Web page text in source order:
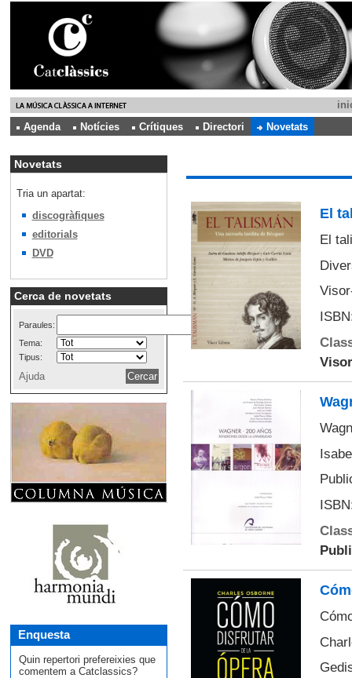
Agenda
Notícies Crítiques Directori Novetats
Novetats
Tria un apartat:
discogràfiques
editorials
DVD
Cerca de novetats
Paraules:
Tema:
Tipus:
Ajuda
Enquesta
Quin repertori prefereixies que
comentem a Catclassics?
El
El